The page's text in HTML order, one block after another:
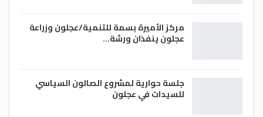
مركز الأميرة بسمة للتنمية/عجلون وزراعة
عجلون ينفذان ورشة…
جلسة حوارية لمشروع الصالون السياسي
للسيدات في عجلون